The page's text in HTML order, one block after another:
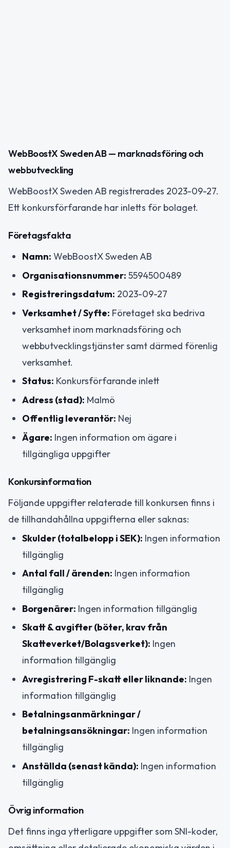
WebBoostX Sweden AB — marknadsföring och
webbutveckling
WebBoostX Sweden AB registrerades 2023-09-27.
Ett konkursförfarande har inletts för bolaget.
Företagsfakta
Namn: WebBoostX Sweden AB
Organisationsnummer: 5594500489
Registreringsdatum: 2023-09-27
Verksamhet / Syfte: Företaget ska bedriva
verksamhet inom marknadsföring och
webbutvecklingstjänster samt därmed förenlig
verksamhet.
Status: Konkursförfarande inlett
Adress (stad): Malmö
Offentlig leverantör: Nej
Ägare: Ingen information om ägare i
tillgängliga uppgifter
Konkursinformation
Följande uppgifter relaterade till konkursen finns i
de tillhandahållna uppgifterna eller saknas:
Skulder (totalbelopp i SEK): Ingen information
tillgänglig
Antal fall / ärenden: Ingen information
tillgänglig
Borgenärer: Ingen information tillgänglig
Skatt & avgifter (böter, krav från
Skatteverket/Bolagsverket): Ingen
information tillgänglig
Avregistrering F-skatt eller liknande: Ingen
information tillgänglig
Betalningsanmärkningar /
betalningsansökningar: Ingen information
tillgänglig
Anställda (senast kända): Ingen information
tillgänglig
Övrig information
Det finns inga ytterligare uppgifter som SNI-koder,